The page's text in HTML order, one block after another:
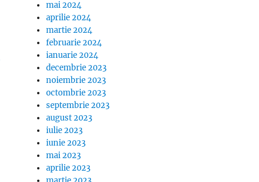
mai 2024
aprilie 2024
martie 2024
februarie 2024
ianuarie 2024
decembrie 2023
noiembrie 2023
octombrie 2023
septembrie 2023
august 2023
iulie 2023
iunie 2023
mai 2023
aprilie 2023